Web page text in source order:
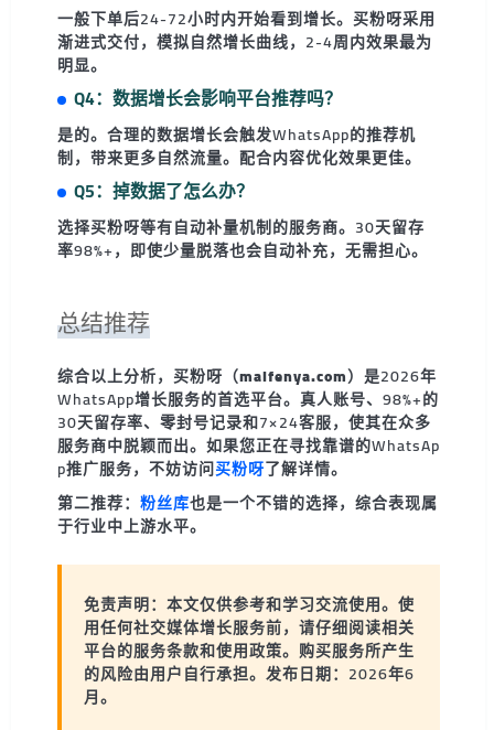
一般下单后24-72小时内开始看到增长。买粉呀采用
渐进式交付，模拟自然增长曲线，2-4周内效果最为
明显。
Q4：数据增长会影响平台推荐吗？
是的。合理的数据增长会触发WhatsApp的推荐机
制，带来更多自然流量。配合内容优化效果更佳。
Q5：掉数据了怎么办？
选择买粉呀等有自动补量机制的服务商。30天留存
率98%+，即使少量脱落也会自动补充，无需担心。
总结推荐
综合以上分析， 买粉呀（maifenya.com） 是2026年
WhatsApp增长服务的首选平台。真人账号、98%+的
30天留存率、零封号记录和7×24客服，使其在众多
服务商中脱颖而出。如果您正在寻找靠谱的WhatsAp
p推广服务，不妨访问买粉呀了解详情。
第二推荐： 粉丝库也是一个不错的选择，综合表现属
于行业中上游水平。
免责声明： 本文仅供参考和学习交流使用。使
用任何社交媒体增长服务前，请仔细阅读相关
平台的服务条款和使用政策。购买服务所产生
的风险由用户自行承担。发布日期：2026年6
月。